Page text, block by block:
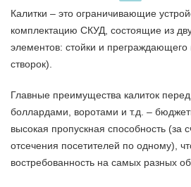
Калитки – это ограничивающие
комплектацию СКУД, состоящие из
элементов: стойки и преграждающего
створок).
Главные преимущества калиток перед
боллардами, воротами и т.д. –
высокая пропускная способность (за
отсечения посетителей по одному),
востребованность на самых разных